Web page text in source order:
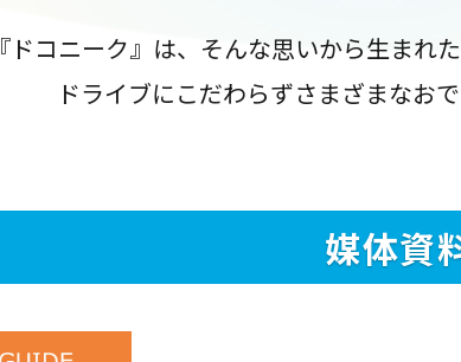
『ドコニーク』は、そんな思いから生まれ
ドライブにこだわらずさまざまなお
媒体資